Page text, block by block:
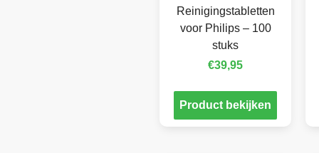
Reinigingstabletten
voor Philips – 100
stuks
€39,95
Product bekijken